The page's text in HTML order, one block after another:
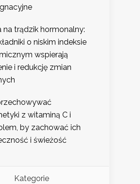
na trądzik hormonalny:
o niskim indeksie
wspierają
i redukcję zmian
z witaminą C i
by zachować ich
i świeżość
Kategorie